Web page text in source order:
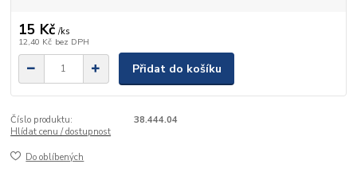
15 Kč /ks
12,40 Kč bez DPH
Přidat do košíku
Číslo produktu:
38.444.04
Hlídat cenu / dostupnost
Do oblíbených